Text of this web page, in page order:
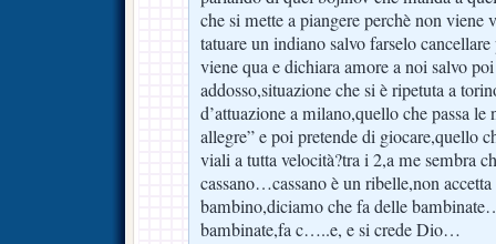
che si mette a piangere perchè non viene
tatuare un indiano salvo farselo
viene qua e dichiara amore a noi salvo
addosso,situazione che si è ripetuta a
d’attuazione a milano,quello che passa
allegre” e poi pretende di giocare,quello
viali a tutta velocità?tra i 2,a me sembra
cassano…cassano è un ribelle,non
bambino,diciamo che fa delle
bambinate,fa c…..e, e si crede Dio…